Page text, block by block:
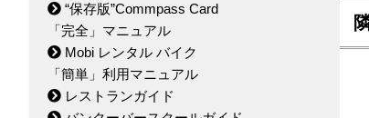
“保存版”Commpass Card
「完全」マニュアル
Mobi レンタル バイク
「簡単」利用マニュアル
レストランガイド